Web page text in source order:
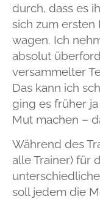
durch, dass es
sich zum ersten
wagen. Ich
absolut
versammelter
Das kann ich
ging es früher
Mut machen –
Während des
alle Trainer) für
soll jedem die